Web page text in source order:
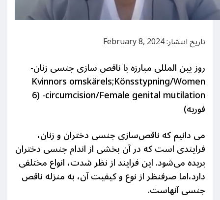
تاریخ انتشار: February 8, 2024
روز بین المللی مبارزه با ناقص سازی جنسی زنان-
Kvinnors omskärels;Könsstypning/Women
circumcision/Female genital mutilation- (6
فوریه)
می دانیم کهناقص‌سازی جنسی دختران و زنان،
فرایندی است که در آن بخشی از اندام جنسی دختران
بریده می‌شود. این فرایند از نظر شدت، انواع مختلفی
دارد،اما صرفنظر از نوع و کیفیت آن، به منزله ناقص
جنسی آنهاست.